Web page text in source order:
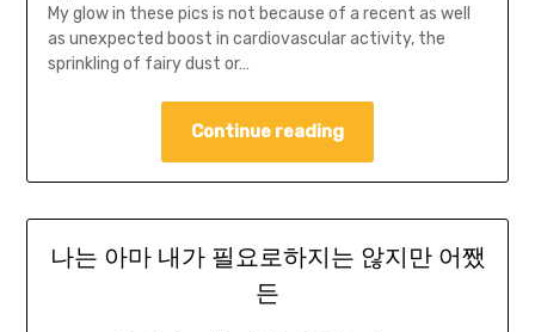
My glow in these pics is not because of a recent as well
as unexpected boost in cardiovascular activity, the
sprinkling of fairy dust or…
Continue reading
나는 아마 내가 필요로하지는 않지만 어쨌
든